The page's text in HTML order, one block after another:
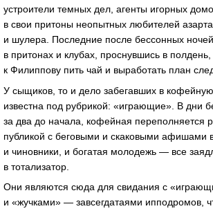
устроители темных дел, агенты игорных
в свои притоны неопытных любителей
и шулера. Последние после бессонных
в притонах и клубах, проснувшись в
к Филиппову пить чай и выработать план
У сыщиков, то и дело забегавших в
известна под рубрикой: «играющие». В дни
за два до начала, кофейная переполняется
публикой с беговыми и скаковыми афишами в
и чиновники, и богатая молодежь — все
в тотализатор.
Они являются сюда для свидания с
и «жучками» — завсегдатаями ипподромов,